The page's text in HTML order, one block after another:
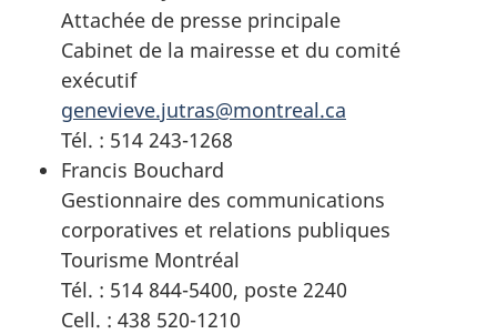
Attachée de presse principale
Cabinet de la mairesse et du comité
exécutif
genevieve.jutras@montreal.ca
Tél. : 514 243-1268
Francis Bouchard
Gestionnaire des communications
corporatives et relations publiques
Tourisme Montréal
Tél. : 514 844-5400, poste 2240
Cell. : 438 520-1210